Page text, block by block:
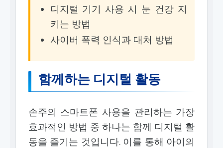
디지털 기기 사용 시 눈 건강 지
키는 방법
사이버 폭력 인식과 대처 방법
함께하는 디지털 활동
손주의 스마트폰 사용을 관리하는 가장
효과적인 방법 중 하나는 함께 디지털 활
동을 즐기는 것입니다. 이를 통해 아이의